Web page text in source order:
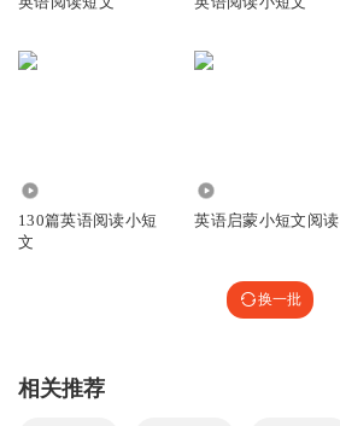
130篇英语阅读小短
文
英语启蒙小短文阅读
换一批
相关推荐